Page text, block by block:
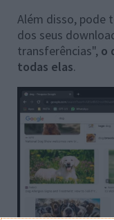
Além disso, pode
dos seus
transferências", o
todas elas.